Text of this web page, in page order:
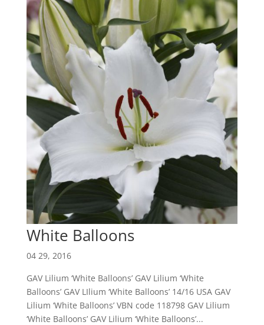
White Balloons
04 29, 2016
GAV Lilium ‘White Balloons’ GAV Lilium ‘White
Balloons’ GAV LIlium ‘White Balloons’ 14/16 USA GAV
Lilium ‘White Balloons’ VBN code 118798 GAV Lilium
‘White Balloons’ GAV Lilium ‘White Balloons’...